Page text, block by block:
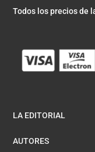
Todos los precios de
LA EDITORIAL
AUTORES